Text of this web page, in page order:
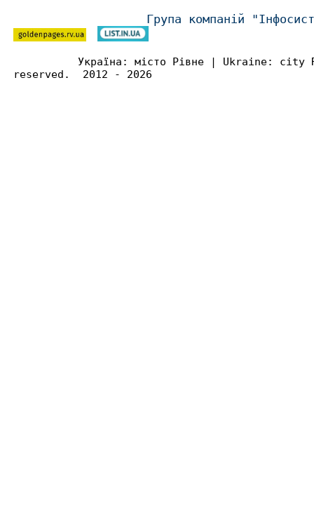
Група компаній
Україна: місто Рівне | Ukraine:
reserved. 2012 - 2026